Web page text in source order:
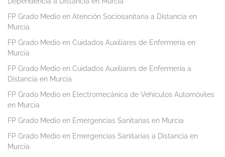
FP Grado Medio en Atención Sociosanitaria a Distancia en
Murcia
FP Grado Medio en Cuidados Auxiliares de Enfermería en
Murcia
FP Grado Medio en Cuidados Auxiliares de Enfermería a
Distancia en Murcia
FP Grado Medio en Electromecánica de Vehículos Automóviles
en Murcia
FP Grado Medio en Emergencias Sanitarias en Murcia
FP Grado Medio en Emergencias Sanitarias a Distancia en
Murcia